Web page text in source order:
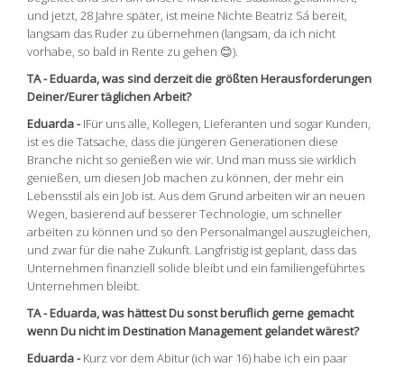
und jetzt, 28 Jahre später, ist meine Nichte Beatriz Sá bereit,
langsam das Ruder zu übernehmen (langsam, da ich nicht
vorhabe, so bald in Rente zu gehen 😊).
TA -Eduarda, was sind derzeit die größten Herausforderungen
Deiner/Eurer täglichen Arbeit?
Eduarda -IFür uns alle, Kollegen, Lieferanten und sogar Kunden,
ist es die Tatsache, dass die jüngeren Generationen diese
Branche nicht so genießen wie wir. Und man muss sie wirklich
genießen, um diesen Job machen zu können, der mehr ein
Lebensstil als ein Job ist. Aus dem Grund arbeiten wir an neuen
Wegen, basierend auf besserer Technologie, um schneller
arbeiten zu können und so den Personalmangel auszugleichen,
und zwar für die nahe Zukunft. Langfristig ist geplant, dass das
Unternehmen finanziell solide bleibt und ein familiengeführtes
Unternehmen bleibt.
TA -Eduarda, was hättest Du sonst beruflich gerne gemacht
wenn Du nicht im Destination Management gelandet wärest?
Eduarda -Kurz vor dem Abitur (ich war 16) habe ich ein paar